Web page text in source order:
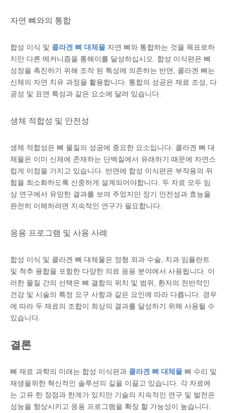
자연 뼈와의 통합
합성 이식 및 콜라겐 뼈 대체물 자연 뼈와 통합하는 것을 목표로하
지만 다른 메커니즘을 통해이를 달성하십시오. 합성 이식편은 뼈
성장을 촉진하기 위해 조작 된 특성에 의존하는 반면, 콜라겐 뼈는
신체의 자연 치유 과정을 활용합니다. 통합의 성공은 재료 조성, 다
공성 및 표면 특성과 같은 요소에 달려 있습니다.
생체 적합성 및 안전성
생체 적합성은 뼈 물질의 성공에 중요한 요소입니다. 콜라겐 뼈 대
체물은 이미 신체에 존재하는 단백질에서 유래하기 때문에 자연스
럽게 이점을 가지고 있습니다. 반면에 합성 이식편은 부작용의 위
험을 최소화하도록 신중하게 설계되어야합니다. 두 자료 모두 임
상 연구에서 유망한 결과를 보여 주었지만 장기 안전성과 효능을
완전히 이해하려면 지속적인 연구가 필요합니다.
응용 프로그램 및 사용 사례
합성 이식 및 콜라겐 뼈 대체물은 정형 외과 수술, 치과 임플란트
및 척추 융합을 포함한 다양한 의료 응용 분야에서 사용됩니다. 이
러한 물질 간의 선택은 뼈 결함의 위치 및 범위, 환자의 전반적인
건강 및 시술의 특정 요구 사항과 같은 요인에 따라 다릅니다. 경우
에 따라 두 재료의 조합이 최상의 결과를 달성하기 위해 사용될 수
있습니다.
결론
뼈 재료 과학의 미래는 합성 이식편과 콜라겐 뼈 대체물 뼈 수리 및
재생을위한 혁신적인 솔루션의 길을 이끌고 있습니다. 각 자료에
는 고유 한 장점과 한계가 있지만 기술의 지속적인 연구 및 발전은
성능을 향상시키고 응용 프로그램을 확장 할 가능성이 높습니다.